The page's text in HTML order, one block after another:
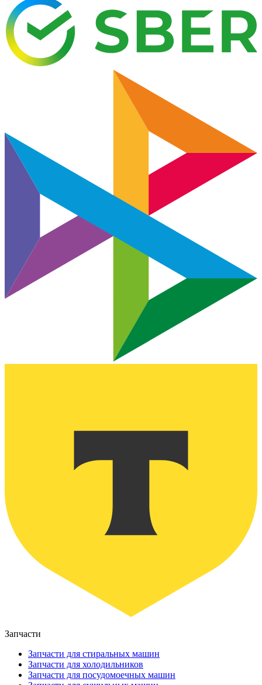
Запчасти
Запчасти для стиральных машин
Запчасти для холодильников
Запчасти для посудомоечных машин